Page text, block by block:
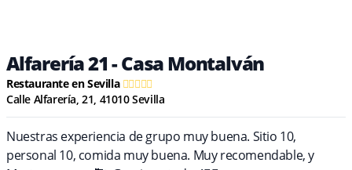
Alfarería 21 - Casa Montalván
Restaurante en Sevilla
Calle Alfarería, 21, 41010 Sevilla
Nuestras experiencia de grupo muy buena. Sitio 10,
personal 10, comida muy buena. Muy recomendable, y